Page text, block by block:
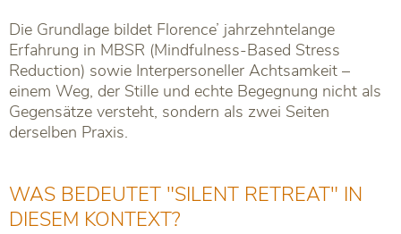
Die Grundlage bildet Florence’ jahrzehntelange
Erfahrung in MBSR (Mindfulness-Based Stress
Reduction) sowie Interpersoneller Achtsamkeit –
einem Weg, der Stille und echte Begegnung nicht als
Gegensätze versteht, sondern als zwei Seiten
derselben Praxis.
WAS BEDEUTET "SILENT RETREAT" IN
DIESEM KONTEXT?